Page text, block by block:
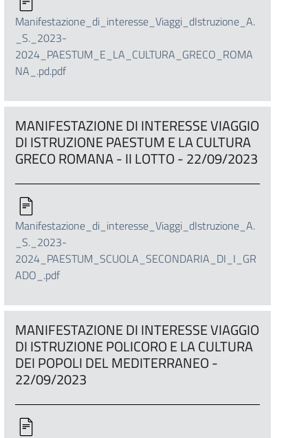
Manifestazione_di_interesse_Viaggi_dIstruzione_A.
_S._2023-
2024_PAESTUM_E_LA_CULTURA_GRECO_ROMA
NA_.pd.pdf
MANIFESTAZIONE DI INTERESSE VIAGGIO
DI ISTRUZIONE PAESTUM E LA CULTURA
GRECO ROMANA - II LOTTO - 22/09/2023
Manifestazione_di_interesse_Viaggi_dIstruzione_A.
_S._2023-
2024_PAESTUM_SCUOLA_SECONDARIA_DI_I_GR
ADO_.pdf
MANIFESTAZIONE DI INTERESSE VIAGGIO
DI ISTRUZIONE POLICORO E LA CULTURA
DEI POPOLI DEL MEDITERRANEO -
22/09/2023